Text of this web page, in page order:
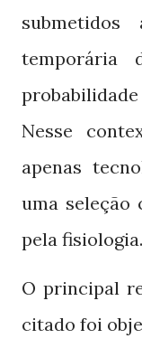
temporária
Nesse
apenas
uma seleção
pela fisiologia.
O principal
citado foi